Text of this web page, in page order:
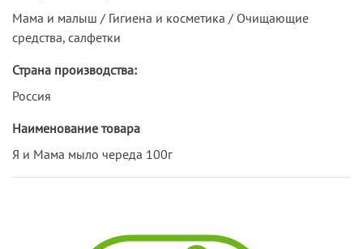
Мама и малыш / Гигиена и косметика / Очищающие
средства, салфетки
Страна производства:
Россия
Наименование товара
Я и Мама мыло череда 100г